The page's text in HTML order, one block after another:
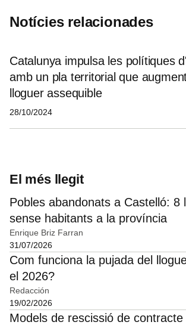
Notícies relacionades
Catalunya impulsa les polítiques
amb un pla territorial que
lloguer assequible
28/10/2024
El més llegit
Pobles abandonats a Castelló: 8
sense habitants a la província
Enrique Briz Farran
31/07/2026
Com funciona la pujada del
el 2026?
Redacción
19/02/2026
Models de rescissió de